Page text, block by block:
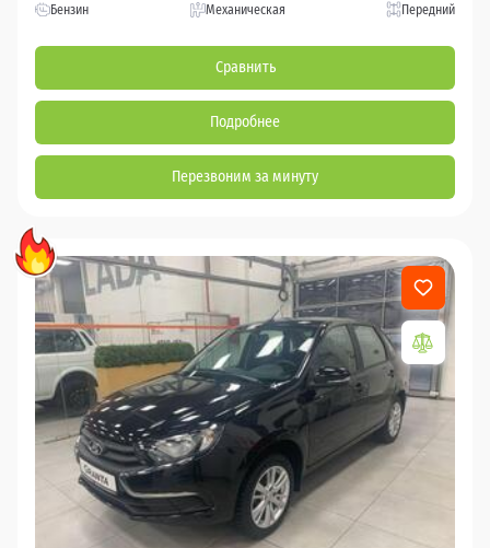
Бензин Механическая Передний
Сравнить
Подробнее
Перезвоним за минуту